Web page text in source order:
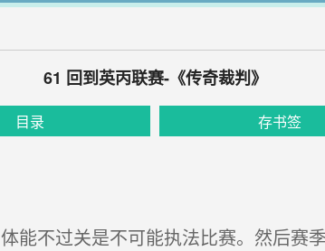
61 回到英丙联赛-《传奇裁判》
目录 存书签
能不过关是不可能执法比赛。然后赛